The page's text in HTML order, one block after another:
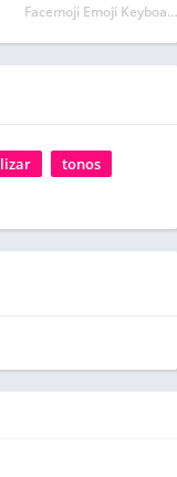
Facemoji Emoji Keyboard & Keyboard Theme
tonos